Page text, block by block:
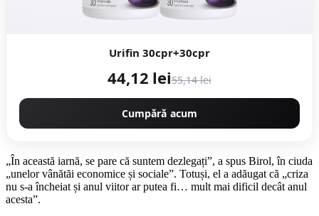
Urifin 30cpr+30cpr
44,12 lei55,14 lei
Cumpără acum
„În această iarnă, se pare că suntem dezlegați”, a spus Birol, în ciuda
„unelor vânătăi economice și sociale”. Totuși, el a adăugat că „criza
nu s-a încheiat și anul viitor ar putea fi… mult mai dificil decât anul
acesta”.